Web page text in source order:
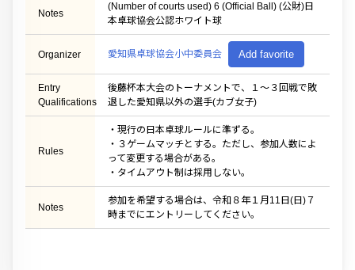
Notes
(Number of courts used) 6 (Official Ball) (公財)日
本卓球協会公認ホワイト球
Organizer 愛知県卓球協会小中委員会 Add favorite
Entry
Qualifications
後藤杯本大会のトーナメントで、１〜３回戦で敗
退した愛知県以外の選手(カブ女子)
Rules
・現行の日本卓球ルールに準ずる。
・３ゲームマッチとする。ただし、参加人数によ
って変更する場合がある。
・タイムアウト制は採用しない。
Notes
参加を希望する場合は、令和８年１月11日(日)７
時までにエントリーしてください。